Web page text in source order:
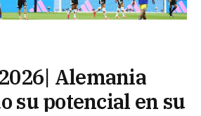
Alemania
su potencial en su